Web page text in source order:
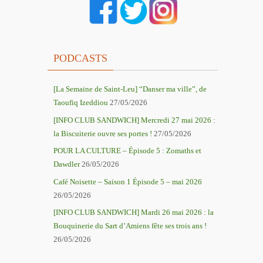
PODCASTS
[La Semaine de Saint-Leu] “Danser ma ville”, de
Taoufiq Izeddiou 27/05/2026
[INFO CLUB SANDWICH] Mercredi 27 mai 2026 :
la Biscuiterie ouvre ses portes ! 27/05/2026
POUR LA CULTURE – Épisode 5 : Zomaths et
Dawdler 26/05/2026
Café Noisette – Saison 1 Épisode 5 – mai 2026
26/05/2026
[INFO CLUB SANDWICH] Mardi 26 mai 2026 : la
Bouquinerie du Sart d’Amiens fête ses trois ans !
26/05/2026